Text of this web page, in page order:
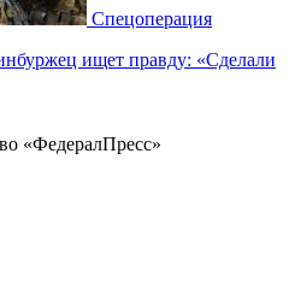
Спецоперация
ищет правду: «Сделали
«ФедералПресс»